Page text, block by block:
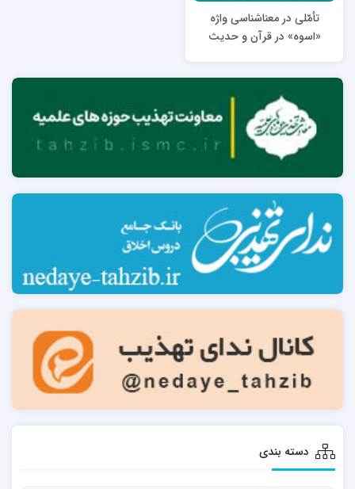
تأمّلی در معناشناسی واژه
«اسوه» در قرآن و حدیث
دسته بندی